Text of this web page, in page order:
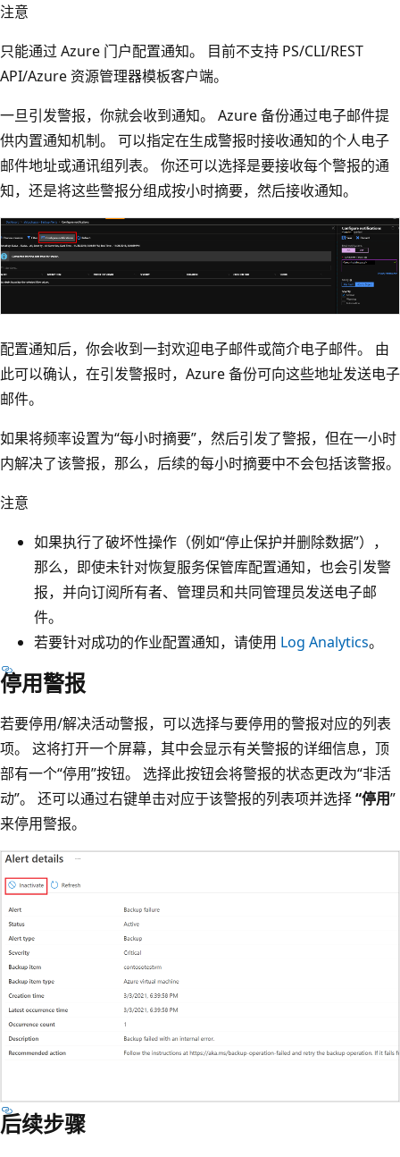
注意
只能通过 Azure 门户配置通知。 目前不支持 PS/CLI/REST
API/Azure 资源管理器模板客户端。
一旦引发警报，你就会收到通知。 Azure 备份通过电子邮件提
供内置通知机制。 可以指定在生成警报时接收通知的个人电子
邮件地址或通讯组列表。 你还可以选择是要接收每个警报的通
知，还是将这些警报分组成按小时摘要，然后接收通知。
配置通知后，你会收到一封欢迎电子邮件或简介电子邮件。 由
此可以确认，在引发警报时，Azure 备份可向这些地址发送电子
邮件。
如果将频率设置为“每小时摘要”，然后引发了警报，但在一小时
内解决了该警报，那么，后续的每小时摘要中不会包括该警报。
注意
如果执行了破坏性操作（例如“停止保护并删除数据”），
那么，即使未针对恢复服务保管库配置通知，也会引发警
报，并向订阅所有者、管理员和共同管理员发送电子邮
件。
若要针对成功的作业配置通知，请使用 Log Analytics。
停用警报
若要停用/解决活动警报，可以选择与要停用的警报对应的列表
项。 这将打开一个屏幕，其中会显示有关警报的详细信息，顶
部有一个“停用”按钮。 选择此按钮会将警报的状态更改为“非活
动”。 还可以通过右键单击对应于该警报的列表项并选择“停用”
来停用警报。
后续步骤